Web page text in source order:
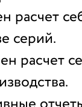
расчет
серий.
расчет